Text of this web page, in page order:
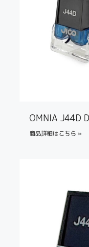
OMNIA J44D
商品詳細はこちら »